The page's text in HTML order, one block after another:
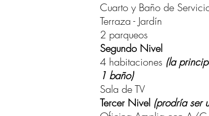
Cuarto y Baño de
Terraza - Jardín
2 parqueos
Segundo Nivel
4 habitaciones (la
1 baño)
Sala de TV
Tercer Nivel (prodría ser